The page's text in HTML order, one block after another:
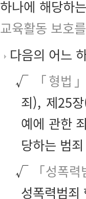
하나에 해당하
교육활동 보호
다음의 어느
√
「형법
죄), 제25
예에 관한
당하는 범
√
「성폭
성폭력범죄